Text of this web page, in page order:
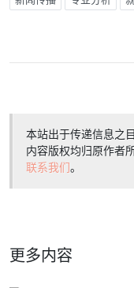
本站出于传递信息之
内容版权均归原作者
联系我们。
更多内容